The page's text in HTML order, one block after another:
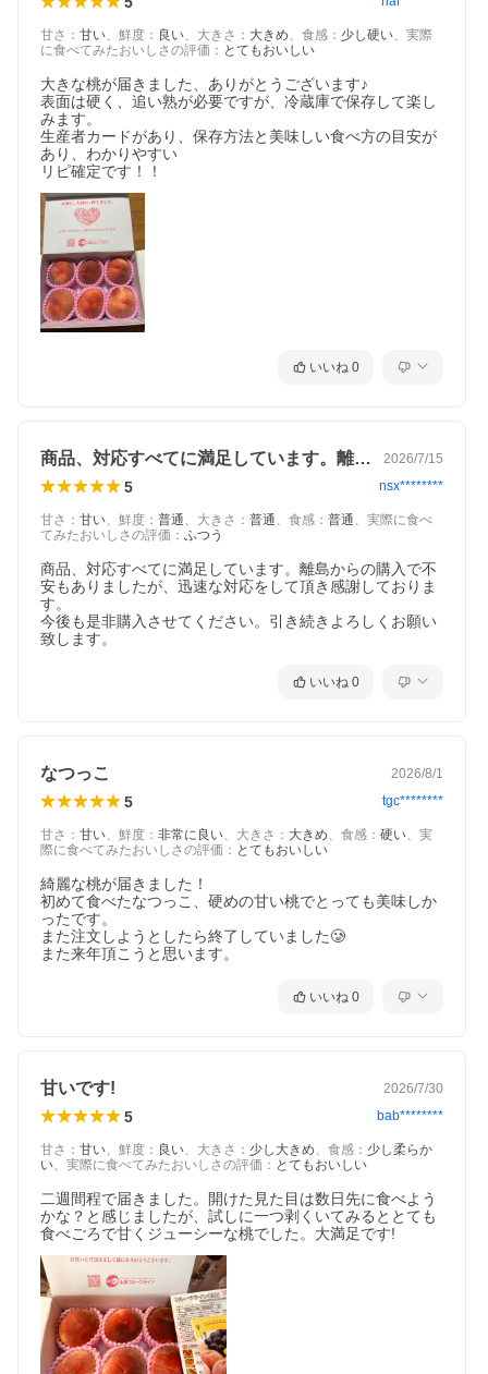
甘さ ： 甘い、 鮮度 ： 良い、 大きさ ： 大きめ、 食感 ： 少し硬い、 実際
に食べてみたおいしさの評価 ： とてもおいしい
大きな桃が届きました、ありがとうございます♪
表面は硬く、追い熟が必要ですが、冷蔵庫で保存して楽し
みます。
生産者カードがあり、保存方法と美味しい食べ方の目安が
あり、わかりやすい
いいね 0
商品、対応すべてに満足しています。離島… 2026/7/15
5 nsx********
甘さ ： 甘い、 鮮度 ： 普通、 大きさ ： 普通、 食感 ： 普通、 実際に食べ
てみたおいしさの評価 ： ふつう
商品、対応すべてに満足しています。離島からの購入で不
安もありましたが、迅速な対応をして頂き感謝しておりま
す。
今後も是非購入させてください。引き続きよろしくお願い
致します。
いいね 0
なつっこ 2026/8/1
5 tgc********
甘さ ： 甘い、 鮮度 ： 非常に良い、 大きさ ： 大きめ、 食感 ： 硬い、 実
際に食べてみたおいしさの評価 ： とてもおいしい
綺麗な桃が届きました！
初めて食べたなつっこ、硬めの甘い桃でとっても美味しか
ったです。
また注文しようとしたら終了していました🥲
また来年頂こうと思います。
いいね 0
甘いです! 2026/7/30
5 bab********
甘さ ： 甘い、 鮮度 ： 良い、 大きさ ： 少し大きめ、 食感 ： 少し柔らか
い、 実際に食べてみたおいしさの評価 ： とてもおいしい
二週間程で届きました。開けた見た目は数日先に食べよう
かな？と感じましたが、試しに一つ剥くいてみるととても
食べごろで甘くジューシーな桃でした。大満足です!